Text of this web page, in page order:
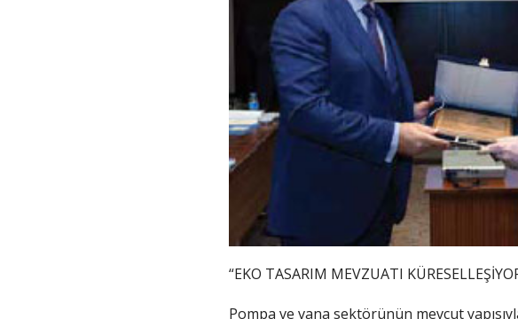
“EKO TASARIM MEVZUATI
Pompa ve vana sektörünün mevcut